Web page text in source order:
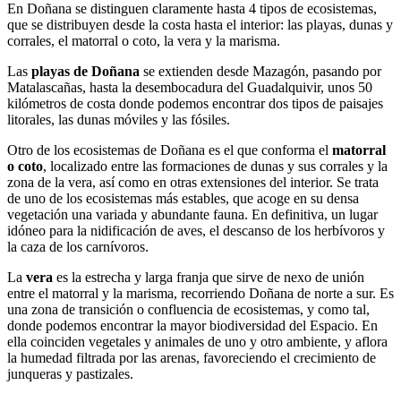
En Doñana se distinguen claramente hasta 4 tipos de ecosistemas,
que se distribuyen desde la costa hasta el interior: las playas, dunas y
corrales, el matorral o coto, la vera y la marisma.
Las playas de Doñana se extienden desde Mazagón, pasando por
Matalascañas, hasta la desembocadura del Guadalquivir, unos 50
kilómetros de costa donde podemos encontrar dos tipos de paisajes
litorales, las dunas móviles y las fósiles.
Otro de los ecosistemas de Doñana es el que conforma el matorral
o coto, localizado entre las formaciones de dunas y sus corrales y la
zona de la vera, así como en otras extensiones del interior. Se trata
de uno de los ecosistemas más estables, que acoge en su densa
vegetación una variada y abundante fauna. En definitiva, un lugar
idóneo para la nidificación de aves, el descanso de los herbívoros y
la caza de los carnívoros.
La vera es la estrecha y larga franja que sirve de nexo de unión
entre el matorral y la marisma, recorriendo Doñana de norte a sur. Es
una zona de transición o confluencia de ecosistemas, y como tal,
donde podemos encontrar la mayor biodiversidad del Espacio. En
ella coinciden vegetales y animales de uno y otro ambiente, y aflora
la humedad filtrada por las arenas, favoreciendo el crecimiento de
junqueras y pastizales.